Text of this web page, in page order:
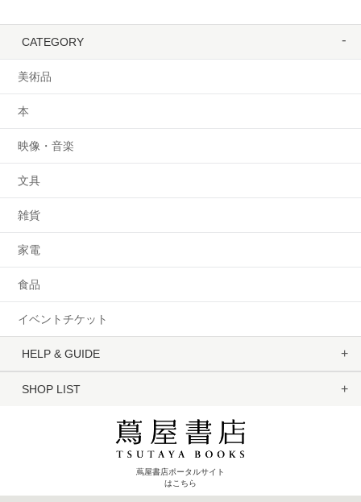
CATEGORY
美術品
本
映像・音楽
文具
雑貨
家電
食品
イベントチケット
HELP & GUIDE
SHOP LIST
蔦屋書店ポータルサイト
はこちら